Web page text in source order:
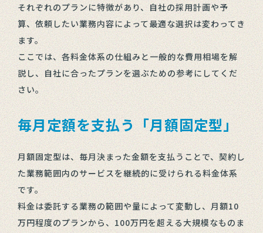
それぞれのプランに特徴があり、自社の採用計画や予
算、依頼したい業務内容によって最適な選択は変わってき
ます。
ここでは、各料金体系の仕組みと一般的な費用相場を解
説し、自社に合ったプランを選ぶための参考にしてくだ
さい。
毎月定額を支払う「月額固定型」
月額固定型は、毎月決まった金額を支払うことで、契約し
た業務範囲内のサービスを継続的に受けられる料金体系
です。
料金は委託する業務の範囲や量によって変動し、月額10
万円程度のプランから、100万円を超える大規模なものま